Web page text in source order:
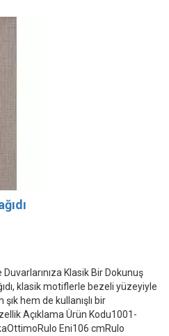
Klasik Bir Dokunuş
klasik motiflerle bezeli yüzeyiyle
hem de kullanışlı bir
Açıklama Ürün Kodu1001-
Eni106 cmRulo